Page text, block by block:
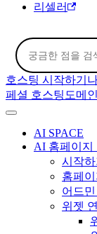
리셀러
호스팅 시작하기
페셜 호스팅 도메인
AI SPACE
AI 홈페이지
시작하
홈페이
어드민
위젯